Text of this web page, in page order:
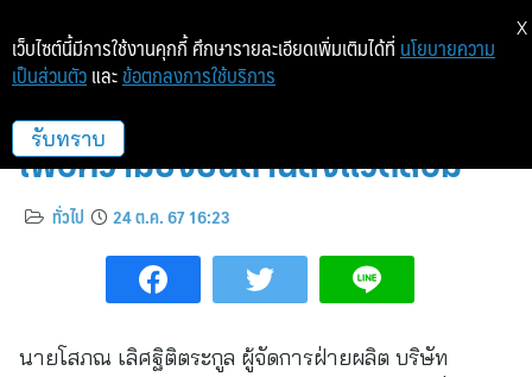
TTC ร่วมปลูกป่า เพิ่มพื้นที่สีเขียว
เพื่อความยั่งยืนด้านสิ่งแวดล้อม
ทั่วไป 24 ต.ค. 67 16:23
นายโสภณ เลิศฐิติตระกูล ผู้จัดการฝ่ายผลิต บริษัท
เว็บไซต์นี้มีการใช้งานคุกกี้ ศึกษารายละเอียดเพิ่มเติมได้ที่ นโยบายความ
เป็นส่วนตัว และ ข้อตกลงการใช้บริการ
รับทราบ
X